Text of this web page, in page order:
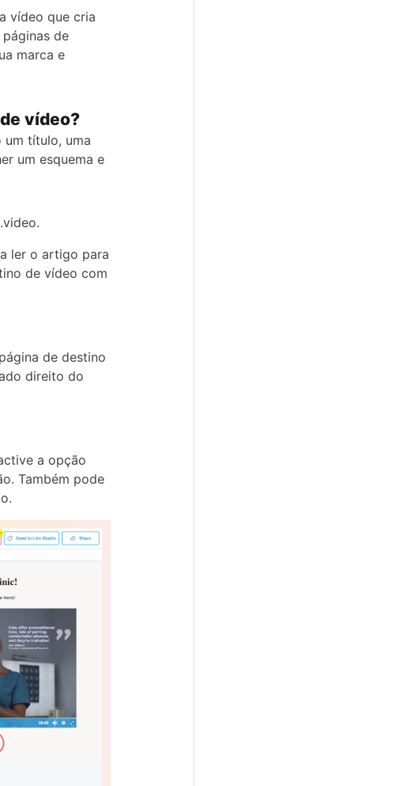
vídeo que cria
de
marca e
vídeo?
um título, uma
um esquema e
ler o artigo para
de vídeo com
de destino
direito do
a opção
Também pode